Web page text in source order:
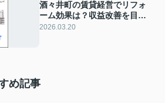
酒々井町の賃貸経営でリフォ
ーム効果は？収益改善を目指
すポイントも紹介
2026.03.20
め記事